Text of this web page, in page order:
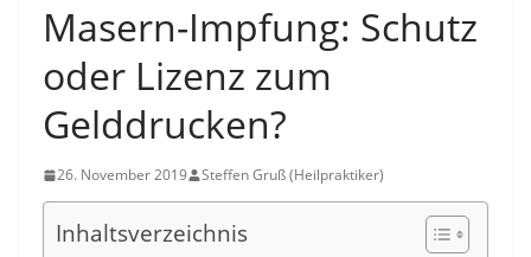
Masern-Impfung: Schutz
oder Lizenz zum
Gelddrucken?
26. November 2019 Steffen Gruß (Heilpraktiker)
Inhaltsverzeichnis